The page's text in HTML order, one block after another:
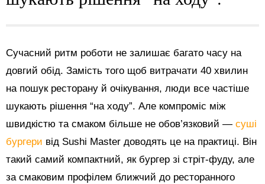
Сучасний ритм роботи не залишає багато часу на
довгий обід. Замість того щоб витрачати 40 хвилин
на пошук ресторану й очікування, люди все частіше
шукають рішення “на ходу”. Але компроміс між
швидкістю та смаком більше не обов’язковий — суші
бургери від Sushi Master доводять це на практиці. Він
такий самий компактний, як бургер зі стріт-фуду, але
за смаковим профілем ближчий до ресторанного